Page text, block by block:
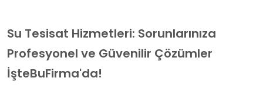
Su Tesisat Hizmetleri: Sorunlarınıza
Profesyonel ve Güvenilir Çözümler
İşteBuFirma'da!